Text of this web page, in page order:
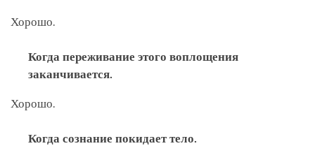
Хорошо.
Когда переживание этого воплощения
заканчивается.
Хорошо.
Когда сознание покидает тело.